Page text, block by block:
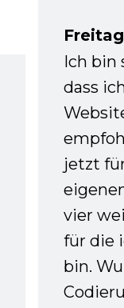
Ich bin
dass
jetzt
vier
für die
bin.